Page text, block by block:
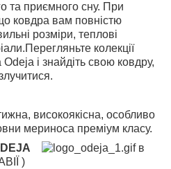
та приємного сну. При
ковдра вам повністю
розміри, теплові
колекції
і знайдіть свою ковдру,
високоякісна, особливо
мериноса преміум класу.
в
)